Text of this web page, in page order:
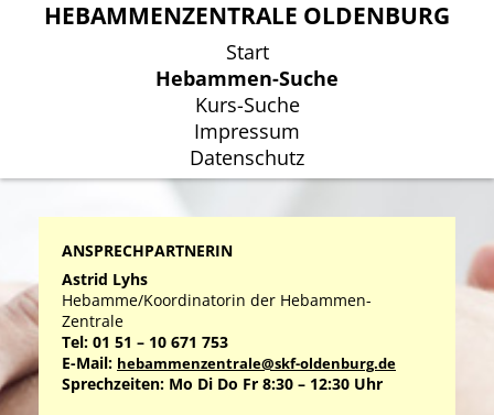
HEBAMMENZENTRALE OLDENBURG
Start
Hebammen-Suche
Kurs-Suche
Impressum
Datenschutz
HEBAMMENZENTRALE OLDENBURG
Start
Hebammen-Suche
Kurs-Suche
Impressum
Datenschutz
ANSPRECHPARTNERIN
Astrid Lyhs
Hebamme/Koordinatorin der Hebammen-
Zentrale
Tel: 01 51 – 10 671 753
E-Mail: hebammenzentrale@skf-oldenburg.de
Sprechzeiten: Mo Di Do Fr 8:30 – 12:30 Uhr